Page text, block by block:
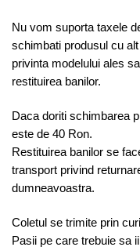
Nu vom suporta taxele
schimbati produsul cu
privinta modelului ales
restituirea banilor.
Daca doriti schimbarea
este de 40 Ron.
Restituirea banilor se
transport privind
dumneavoastra.
Coletul se trimite prin
Pasii pe care trebuie sa